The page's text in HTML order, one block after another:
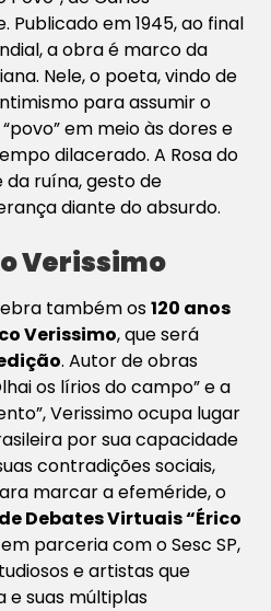
Publicado em 1945, ao final
a obra é marco da
Nele, o poeta, vindo de
para assumir o
em meio às dores e
dilacerado. A Rosa do
da ruína, gesto de
diante do absurdo.
Verissimo
também os120 anos
Verissimo, que será
. Autor de obras
os lírios do campo”e a
, Verissimo ocupa lugar
por sua capacidade
contradições sociais,
marcar a efeméride, o
Debates Virtuais “Érico
parceria com o Sesc SP,
e artistas que
e suas múltiplas